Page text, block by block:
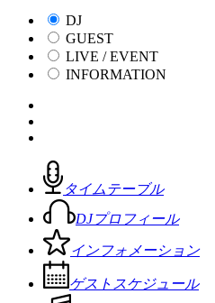
DJ
GUEST
LIVE / EVENT
INFORMATION
タイムテーブル
DJプロフィール
インフォメーション
ゲストスケジュール